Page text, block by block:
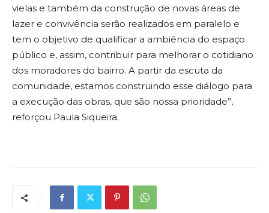
vielas e também da construção de novas áreas de
lazer e convivência serão realizados em paralelo e
tem o objetivo de qualificar a ambiência do espaço
público e, assim, contribuir para melhorar o cotidiano
dos moradores do bairro. A partir da escuta da
comunidade, estamos construindo esse diálogo para
a execução das obras, que são nossa prioridade”,
reforçou Paula Siqueira.